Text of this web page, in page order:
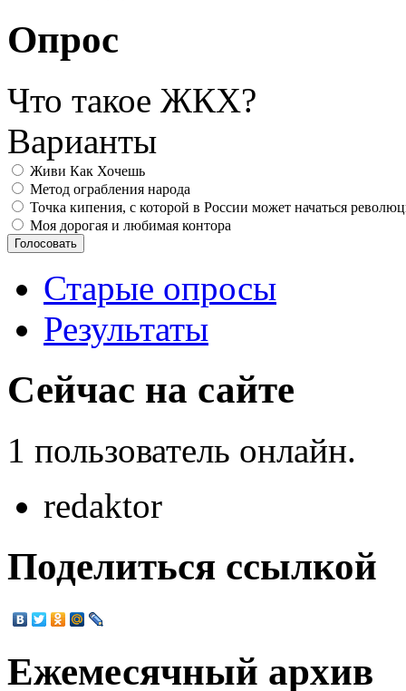
Опрос
Что такое ЖКХ?
Варианты
Живи Как Хочешь
Метод ограбления народа
Точка кипения, с которой в России может начаться
Моя дорогая и любимая контора
Старые опросы
Результаты
Сейчас на сайте
1 пользователь онлайн.
redaktor
Поделиться ссылкой
Ежемесячный архив